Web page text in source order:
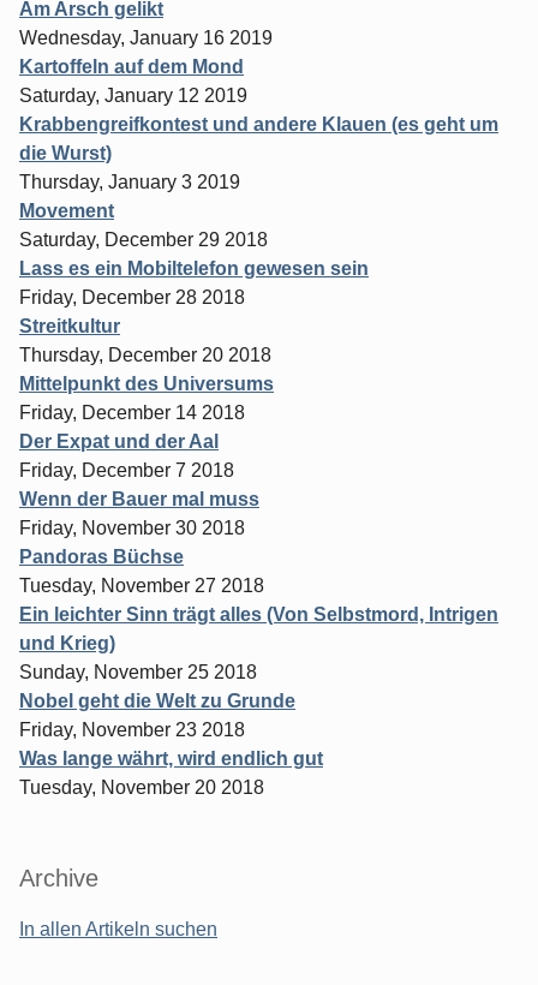
Am Arsch gelikt
Wednesday, January 16 2019
Kartoffeln auf dem Mond
Saturday, January 12 2019
Krabbengreifkontest und andere Klauen (es geht um
die Wurst)
Thursday, January 3 2019
Movement
Saturday, December 29 2018
Lass es ein Mobiltelefon gewesen sein
Friday, December 28 2018
Streitkultur
Thursday, December 20 2018
Mittelpunkt des Universums
Friday, December 14 2018
Der Expat und der Aal
Friday, December 7 2018
Wenn der Bauer mal muss
Friday, November 30 2018
Pandoras Büchse
Tuesday, November 27 2018
Ein leichter Sinn trägt alles (Von Selbstmord, Intrigen
und Krieg)
Sunday, November 25 2018
Nobel geht die Welt zu Grunde
Friday, November 23 2018
Was lange währt, wird endlich gut
Tuesday, November 20 2018
Archive
In allen Artikeln suchen